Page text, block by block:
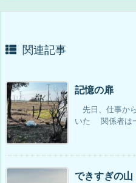
関連記事
記憶の扉
先日、仕事か
いた 関係者は
できすぎの山